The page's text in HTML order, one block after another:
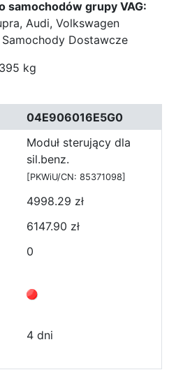
samochodów grupy VAG:
Audi, Volkswagen
Dostawcze
kg
04E906016E5G0
Moduł sterujący dla
sil.benz.
[PKWiU/CN: 85371098]
4998.29 zł
6147.90 zł
0
4 dni